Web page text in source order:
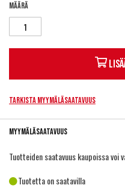
Määrä
Tarkista myymäläsaatavuus
Myymäläsaatavuus
Tuotteiden saatavuus kaupoissa voi
Tuotetta on saatavilla